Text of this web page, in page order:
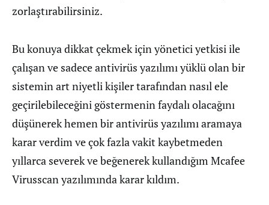
zorlaştırabilirsiniz.
Bu konuya dikkat çekmek için yönetici yetkisi ile
çalışan ve sadece antivirüs yazılımı yüklü olan bir
sistemin art niyetli kişiler tarafından nasıl ele
geçirilebileceğini göstermenin faydalı olacağını
düşünerek hemen bir antivirüs yazılımı aramaya
karar verdim ve çok fazla vakit kaybetmeden
yıllarca severek ve beğenerek kullandığım Mcafee
Virusscan yazılımında karar kıldım.